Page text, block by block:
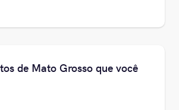
de Mato Grosso que você